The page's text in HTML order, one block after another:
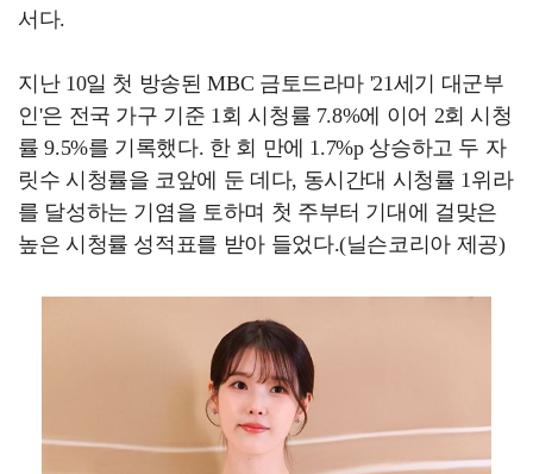
서다.
지난 10일 첫 방송된 MBC 금토드라마 '21세기 대군부
인'은 전국 가구 기준 1회 시청률 7.8%에 이어 2회 시청
률 9.5%를 기록했다. 한 회 만에 1.7%p 상승하고 두 자
릿수 시청률을 코앞에 둔 데다, 동시간대 시청률 1위라
를 달성하는 기염을 토하며 첫 주부터 기대에 걸맞은
높은 시청률 성적표를 받아 들었다.(닐슨코리아 제공)